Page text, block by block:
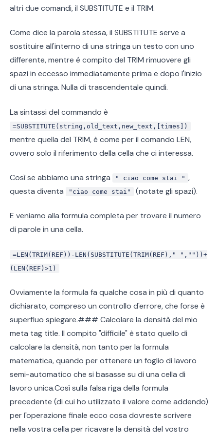
altri due comandi, il SUBSTITUTE e il TRIM.
Come dice la parola stessa, il SUBSTITUTE serve a
sostituire all'interno di una stringa un testo con uno
differente, mentre é compito del TRIM rimuovere gli
spazi in eccesso immediatamente prima e dopo l'inizio
di una stringa. Nulla di trascendentale quindi.
La sintassi del commando è
=SUBSTITUTE(string,old_text,new_text,[times])
mentre quella del TRIM, è come per il comando LEN,
ovvero solo il riferimento della cella che ci interessa.
Così se abbiamo una stringa " ciao come stai " ,
questa diventa
"ciao come stai" (notate gli spazi).
E veniamo alla formula completa per trovare il numero
di parole in una cella.
=LEN(TRIM(REF))-LEN(SUBSTITUTE(TRIM(REF)," ",""))+
(LEN(REF)>1)
Ovviamente la formula fa qualche cosa in più di quanto
dichiarato, compreso un controllo d'errore, che forse è
superfluo spiegare.### Calcolare la densità del mio
meta tag title. Il compito "difficile" è stato quello di
calcolare la densità, non tanto per la formula
matematica, quando per ottenere un foglio di lavoro
semi-automatico che si basasse su di una cella di
lavoro unica.Così sulla falsa riga della formula
precedente (di cui ho utilizzato il valore come addendo)
per l'operazione finale ecco cosa dovreste scrivere
nella vostra cella per ricavare la densità del vostro